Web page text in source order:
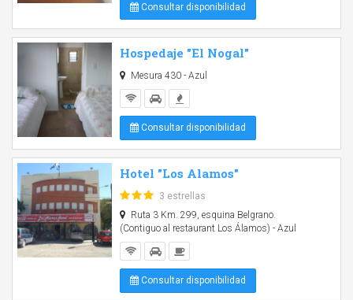
Consultar disponibilidad
Hospedaje "El Nogal"
Mesura 430 - Azul
Consultar disponibilidad
Hotel "Los Alamos"
3 estrellas
Ruta 3 Km. 299, esquina Belgrano.
(Contiguo al restaurant Los Álamos) - Azul
Consultar disponibilidad